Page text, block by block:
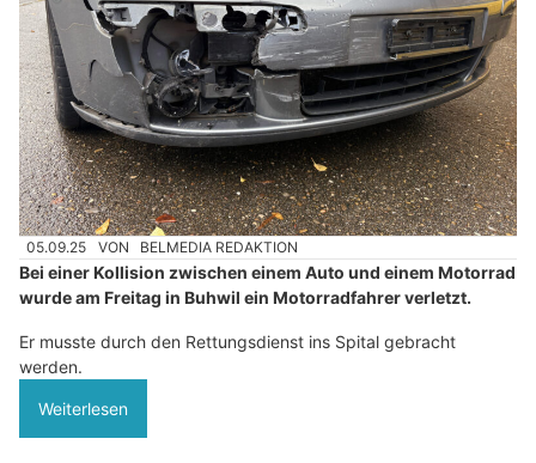
05.09.25 VON BELMEDIA REDAKTION
Bei einer Kollision zwischen einem Auto und einem Motorrad
wurde am Freitag in Buhwil ein Motorradfahrer verletzt.
Er musste durch den Rettungsdienst ins Spital gebracht
werden.
Weiterlesen